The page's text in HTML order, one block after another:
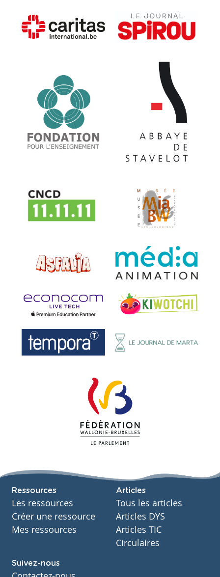
Ressources
Les ressources
Créer une ressource
Mes ressources
Articles
Tous les articles
Articles DYS
Articles TIC
Circulaires
Suivez-nous